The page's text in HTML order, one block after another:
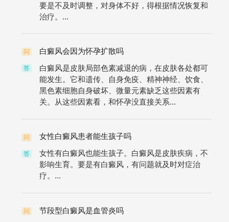
要是不及时调整，对身体不好，得根据情况恢复和
治疗。...
问 白癜风会因为怀孕扩散吗
答
白癜风是皮肤局部色素减退的病，在皮肤各处都可
能发生。它和遗传、自身免疫、精神神经、饮食、
黑色素细胞自身破坏、微量元素缺乏这些因素有
关。从这些因素看，和怀孕没直接关系...
问 女性白癜风患者能生孩子吗
答
女性有白癜风也能生孩子。白癜风是皮肤疾病，不
影响生育。要是有白癜风，有问题就及时对症治
疗。...
问 节段型白癜风是血管炎吗